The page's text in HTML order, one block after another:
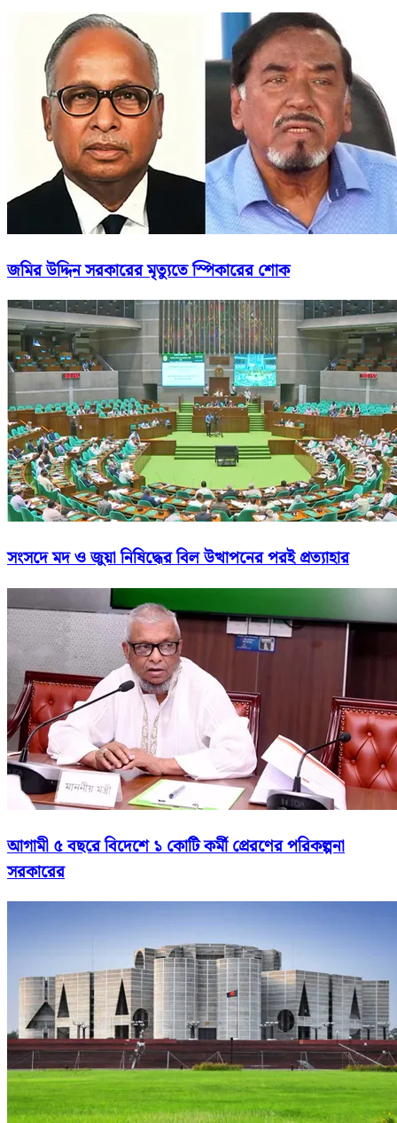
জমির উদ্দিন সরকারের মৃত্যুতে স্পিকারের শোক
সংসদে মদ ও জুয়া নিষিদ্ধের বিল উত্থাপনের পরই প্রত্যাহার
আগামী ৫ বছরে বিদেশে ১ কোটি কর্মী প্রেরণের পরিকল্পনা
সরকারের